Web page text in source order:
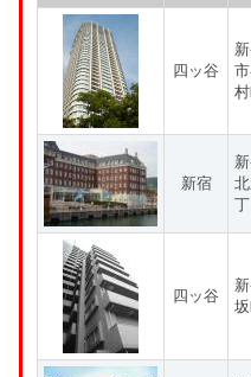
四ッ谷
新宿
四ッ谷